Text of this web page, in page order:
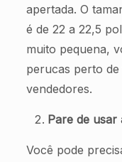
apertada. O
é de 22 a 22,5
muito pequena,
perucas perto
vendedores.
Pare de usar
Você pode